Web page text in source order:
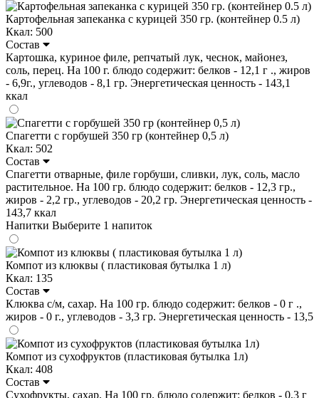
Картофельная запеканка с курицей 350 гр. (контейнер 0.5 л)
Ккал: 500
Состав
Картошка, куриное филе, репчатый лук, чеснок, майонез,
соль, перец. На 100 г. блюдо содержит: белков - 12,1 г ., жиров
- 6,9г., углеводов - 8,1 гр. Энергетическая ценность - 143,1
ккал
Спагетти с горбушей 350 гр (контейнер 0,5 л)
Ккал: 502
Состав
Спагетти отварные, филе горбуши, сливки, лук, соль, масло
растительное. На 100 гр. блюдо содержит: белков - 12,3 гр.,
жиров - 2,2 гр., углеводов - 20,2 гр. Энергетическая ценность -
143,7 ккал
Напитки Выберите 1 напиток
Компот из клюквы ( пластиковая бутылка 1 л)
Ккал: 135
Состав
Клюква с/м, сахар. На 100 гр. блюдо содержит: белков - 0 г .,
жиров - 0 г., углеводов - 3,3 гр. Энергетическая ценность - 13,5
Компот из сухофруктов (пластиковая бутылка 1л)
Ккал: 408
Состав
Сухофрукты, сахар. На 100 гр. блюдо содержит: белков - 0,3 г